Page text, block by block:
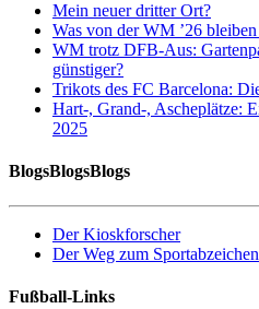
Mein neuer dritter Ort?
Was von der WM ’26
WM trotz DFB-Aus:
günstiger?
Trikots des FC Barcelona:
Hart-, Grand-, Ascheplätze:
2025
BlogsBlogsBlogs
Der Kioskforscher
Der Weg zum Sportabzeichen
Fußball-Links